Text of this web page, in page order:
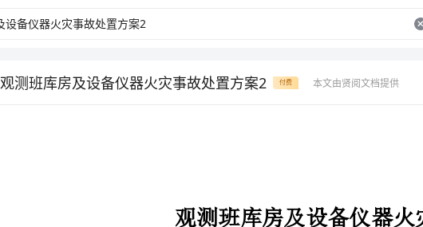
观测班库房及设备仪器火灾事故处置方案2 付费 本文由贤阅文档提供